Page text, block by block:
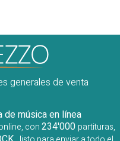
generales de venta
de música en línea
con234'000 partituras,